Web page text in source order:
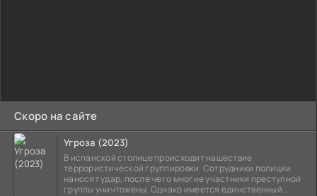
Скоро на сайте
Угроза (2023)
В испанской столице происходит нашествие
террористической группировки. Сотрудники полиции
наносят удар, после чего многие участники преступной
группы уничтожены. Однако имеется единственный